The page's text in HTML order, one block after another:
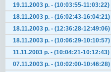
19.11.2003 р. - (10:03:55-11:03:22)
18.11.2003 р. - (16:02:43-16:04:21)
18.11.2003 р. - (12:36:28-12:49:06)
18.11.2003 р. - (10:06:29-10:10:57)
11.11.2003 р. - (10:04:21-10:12:43)
07.11.2003 р. - (10:02:00-10:46:28)